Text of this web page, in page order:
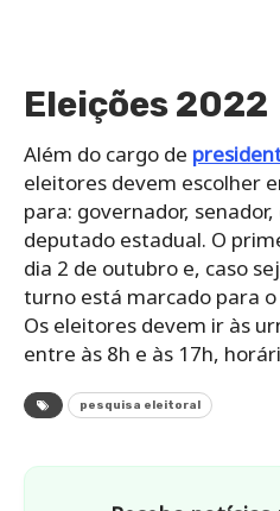
Eleições 2022
Além do cargo de
eleitores devem escolher
para: governador,
deputado estadual. O
dia 2 de outubro e, caso
turno está marcado para
Os eleitores devem ir às
entre às 8h e às 17h,
pesquisa eleitoral